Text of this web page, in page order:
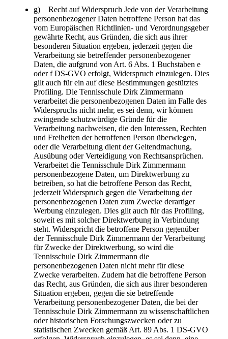
g) Recht auf Widerspruch Jede von der Verarbeitung
personenbezogener Daten betroffene Person hat das
vom Europäischen Richtlinien- und Verordnungsgeber
gewährte Recht, aus Gründen, die sich aus ihrer
besonderen Situation ergeben, jederzeit gegen die
Verarbeitung sie betreffender personenbezogener
Daten, die aufgrund von Art. 6 Abs. 1 Buchstaben e
oder f DS-GVO erfolgt, Widerspruch einzulegen. Dies
gilt auch für ein auf diese Bestimmungen gestütztes
Profiling. Die Tennisschule Dirk Zimmermann
verarbeitet die personenbezogenen Daten im Falle des
Widerspruchs nicht mehr, es sei denn, wir können
zwingende schutzwürdige Gründe für die
Verarbeitung nachweisen, die den Interessen, Rechten
und Freiheiten der betroffenen Person überwiegen,
oder die Verarbeitung dient der Geltendmachung,
Ausübung oder Verteidigung von Rechtsansprüchen.
Verarbeitet die Tennisschule Dirk Zimmermann
personenbezogene Daten, um Direktwerbung zu
betreiben, so hat die betroffene Person das Recht,
jederzeit Widerspruch gegen die Verarbeitung der
personenbezogenen Daten zum Zwecke derartiger
Werbung einzulegen. Dies gilt auch für das Profiling,
soweit es mit solcher Direktwerbung in Verbindung
steht. Widerspricht die betroffene Person gegenüber
der Tennisschule Dirk Zimmermann der Verarbeitung
für Zwecke der Direktwerbung, so wird die
Tennisschule Dirk Zimmermann die
personenbezogenen Daten nicht mehr für diese
Zwecke verarbeiten. Zudem hat die betroffene Person
das Recht, aus Gründen, die sich aus ihrer besonderen
Situation ergeben, gegen die sie betreffende
Verarbeitung personenbezogener Daten, die bei der
Tennisschule Dirk Zimmermann zu wissenschaftlichen
oder historischen Forschungszwecken oder zu
statistischen Zwecken gemäß Art. 89 Abs. 1 DS-GVO